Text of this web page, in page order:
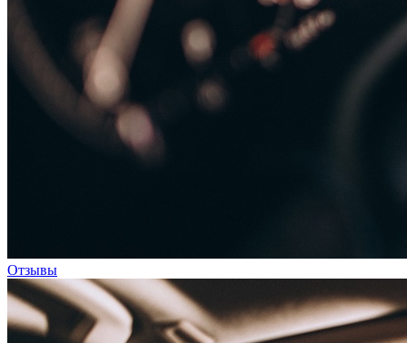
Отзывы